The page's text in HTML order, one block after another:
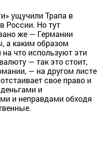
ущучили Трапа в
России. Но тут
же — Германии
а каким образом
на что используют эти
— так это стоит,
— на другом листе
свое право и
и
и неправдами обходя